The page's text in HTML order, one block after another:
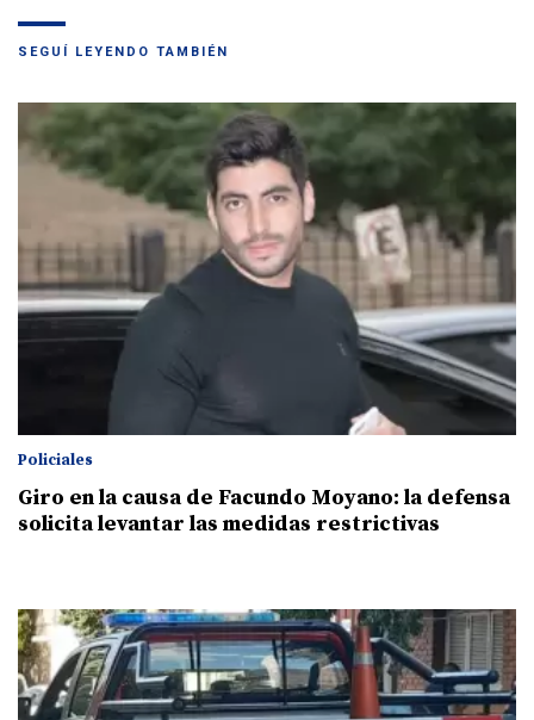
SEGUÍ LEYENDO TAMBIÉN
Policiales
Giro en la causa de Facundo Moyano: la defensa
solicita levantar las medidas restrictivas